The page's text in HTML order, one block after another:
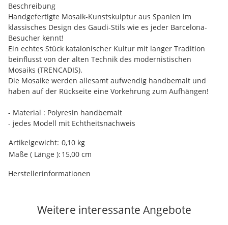
Beschreibung
Handgefertigte Mosaik-Kunstskulptur aus Spanien im
klassisches Design des Gaudi-Stils wie es jeder Barcelona-
Besucher kennt!
Ein echtes Stück katalonischer Kultur mit langer Tradition
beinflusst von der alten Technik des modernistischen
Mosaiks (TRENCADIS).
Die Mosaike werden allesamt aufwendig handbemalt und
haben auf der Rückseite eine Vorkehrung zum Aufhängen!
- Material : Polyresin handbemalt
- jedes Modell mit Echtheitsnachweis
Produkteigenschaft
Wert
Artikelgewicht: 0,10 kg
Maße ( Länge ): 15,00 cm
Herstellerinformationen
Weitere interessante Angebote